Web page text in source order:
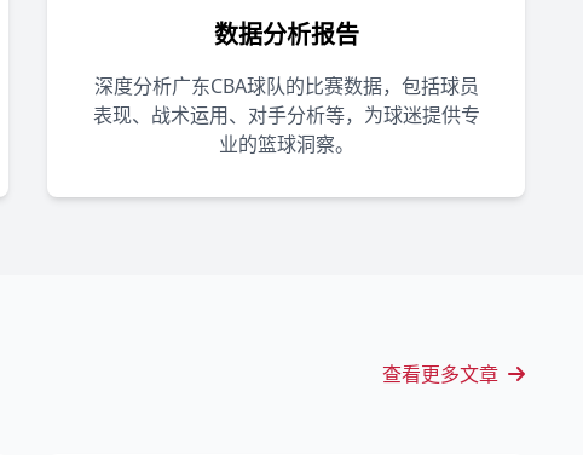
数据分析报告
深度分析广东CBA球队的比赛数据，包括球员
表现、战术运用、对手分析等，为球迷提供专
业的篮球洞察。
查看更多文章